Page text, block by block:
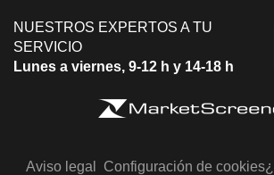
NUESTROS EXPERTOS A TU
SERVICIO
Lunes a viernes, 9-12 h y 14-18 h
Aviso legal Configuración de cookies